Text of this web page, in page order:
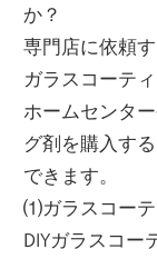
か？
専門店に依頼
ガラスコーティ
ホームセンタ
グ剤を購入す
できます。
⑴ガラスコー
DIYガラスコー